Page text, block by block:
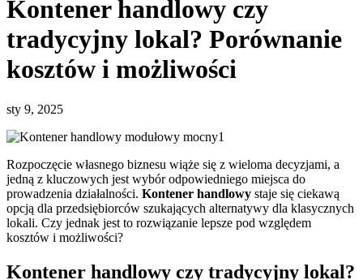
Kontener handlowy czy
tradycyjny lokal? Porównanie
kosztów i możliwości
sty 9, 2025
Rozpoczęcie własnego biznesu wiąże się z wieloma decyzjami, a
jedną z kluczowych jest wybór odpowiedniego miejsca do
prowadzenia działalności. Kontener handlowy staje się ciekawą
opcją dla przedsiębiorców szukających alternatywy dla klasycznych
lokali. Czy jednak jest to rozwiązanie lepsze pod względem
kosztów i możliwości?
Kontener handlowy czy tradycyjny lokal?